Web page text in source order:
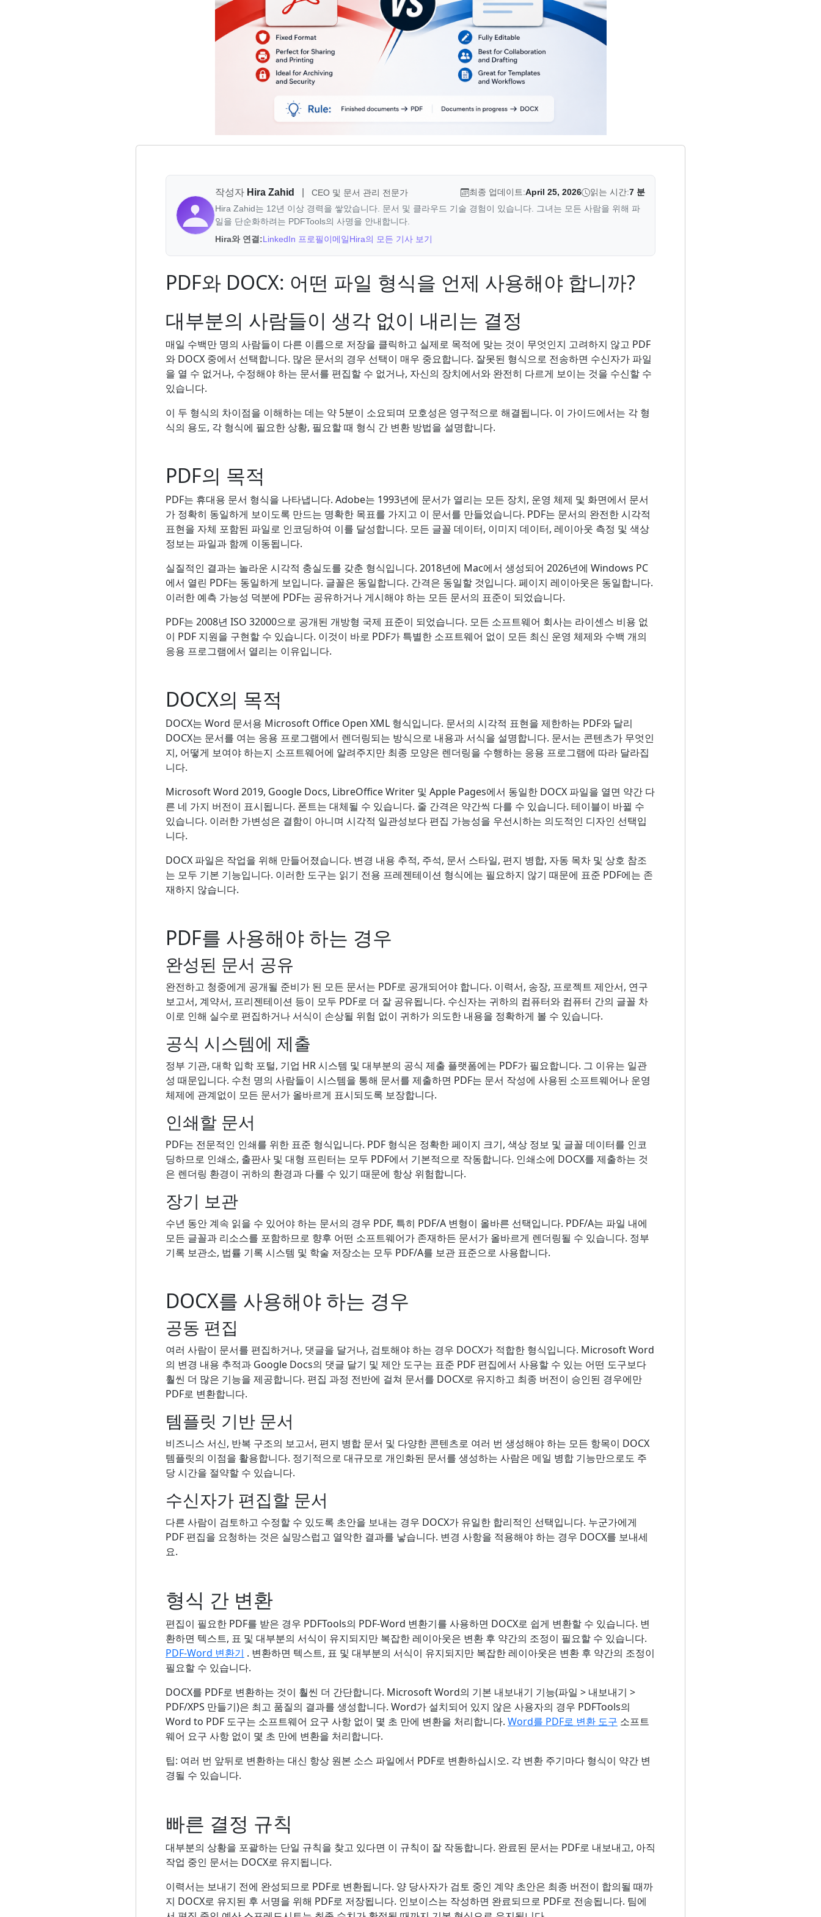
작성자 Hira Zahid CEO 및 문서 관리 전문가 최종 업데이트:April 25, 2026 읽는 시간:7 분
Hira Zahid는 12년 이상 경력을 쌓았습니다. 문서 및 클라우드 기술 경험이 있습니다. 그녀는 모든 사람을 위해 파
일을 단순화하려는 PDFTools의 사명을 안내합니다.
Hira와 연결:LinkedIn 프로필이메일Hira의 모든 기사 보기
PDF와 DOCX: 어떤 파일 형식을 언제 사용해야 합니까?
대부분의 사람들이 생각 없이 내리는 결정
매일 수백만 명의 사람들이 다른 이름으로 저장을 클릭하고 실제로 목적에 맞는 것이 무엇인지 고려하지 않고 PDF
와 DOCX 중에서 선택합니다. 많은 문서의 경우 선택이 매우 중요합니다. 잘못된 형식으로 전송하면 수신자가 파일
을 열 수 없거나, 수정해야 하는 문서를 편집할 수 없거나, 자신의 장치에서와 완전히 다르게 보이는 것을 수신할 수
있습니다.
이 두 형식의 차이점을 이해하는 데는 약 5분이 소요되며 모호성은 영구적으로 해결됩니다. 이 가이드에서는 각 형
식의 용도, 각 형식에 필요한 상황, 필요할 때 형식 간 변환 방법을 설명합니다.
PDF의 목적
PDF는 휴대용 문서 형식을 나타냅니다. Adobe는 1993년에 문서가 열리는 모든 장치, 운영 체제 및 화면에서 문서
가 정확히 동일하게 보이도록 만드는 명확한 목표를 가지고 이 문서를 만들었습니다. PDF는 문서의 완전한 시각적
표현을 자체 포함된 파일로 인코딩하여 이를 달성합니다. 모든 글꼴 데이터, 이미지 데이터, 레이아웃 측정 및 색상
정보는 파일과 함께 이동됩니다.
실질적인 결과는 놀라운 시각적 충실도를 갖춘 형식입니다. 2018년에 Mac에서 생성되어 2026년에 Windows PC
에서 열린 PDF는 동일하게 보입니다. 글꼴은 동일합니다. 간격은 동일할 것입니다. 페이지 레이아웃은 동일합니다.
이러한 예측 가능성 덕분에 PDF는 공유하거나 게시해야 하는 모든 문서의 표준이 되었습니다.
PDF는 2008년 ISO 32000으로 공개된 개방형 국제 표준이 되었습니다. 모든 소프트웨어 회사는 라이센스 비용 없
이 PDF 지원을 구현할 수 있습니다. 이것이 바로 PDF가 특별한 소프트웨어 없이 모든 최신 운영 체제와 수백 개의
응용 프로그램에서 열리는 이유입니다.
DOCX의 목적
DOCX는 Word 문서용 Microsoft Office Open XML 형식입니다. 문서의 시각적 표현을 제한하는 PDF와 달리
DOCX는 문서를 여는 응용 프로그램에서 렌더링되는 방식으로 내용과 서식을 설명합니다. 문서는 콘텐츠가 무엇인
지, 어떻게 보여야 하는지 소프트웨어에 알려주지만 최종 모양은 렌더링을 수행하는 응용 프로그램에 따라 달라집
니다.
Microsoft Word 2019, Google Docs, LibreOffice Writer 및 Apple Pages에서 동일한 DOCX 파일을 열면 약간 다
른 네 가지 버전이 표시됩니다. 폰트는 대체될 수 있습니다. 줄 간격은 약간씩 다를 수 있습니다. 테이블이 바뀔 수
있습니다. 이러한 가변성은 결함이 아니며 시각적 일관성보다 편집 가능성을 우선시하는 의도적인 디자인 선택입
니다.
DOCX 파일은 작업을 위해 만들어졌습니다. 변경 내용 추적, 주석, 문서 스타일, 편지 병합, 자동 목차 및 상호 참조
는 모두 기본 기능입니다. 이러한 도구는 읽기 전용 프레젠테이션 형식에는 필요하지 않기 때문에 표준 PDF에는 존
재하지 않습니다.
PDF를 사용해야 하는 경우
완성된 문서 공유
완전하고 청중에게 공개될 준비가 된 모든 문서는 PDF로 공개되어야 합니다. 이력서, 송장, 프로젝트 제안서, 연구
보고서, 계약서, 프리젠테이션 등이 모두 PDF로 더 잘 공유됩니다. 수신자는 귀하의 컴퓨터와 컴퓨터 간의 글꼴 차
이로 인해 실수로 편집하거나 서식이 손상될 위험 없이 귀하가 의도한 내용을 정확하게 볼 수 있습니다.
공식 시스템에 제출
정부 기관, 대학 입학 포털, 기업 HR 시스템 및 대부분의 공식 제출 플랫폼에는 PDF가 필요합니다. 그 이유는 일관
성 때문입니다. 수천 명의 사람들이 시스템을 통해 문서를 제출하면 PDF는 문서 작성에 사용된 소프트웨어나 운영
체제에 관계없이 모든 문서가 올바르게 표시되도록 보장합니다.
인쇄할 문서
PDF는 전문적인 인쇄를 위한 표준 형식입니다. PDF 형식은 정확한 페이지 크기, 색상 정보 및 글꼴 데이터를 인코
딩하므로 인쇄소, 출판사 및 대형 프린터는 모두 PDF에서 기본적으로 작동합니다. 인쇄소에 DOCX를 제출하는 것
은 렌더링 환경이 귀하의 환경과 다를 수 있기 때문에 항상 위험합니다.
장기 보관
수년 동안 계속 읽을 수 있어야 하는 문서의 경우 PDF, 특히 PDF/A 변형이 올바른 선택입니다. PDF/A는 파일 내에
모든 글꼴과 리소스를 포함하므로 향후 어떤 소프트웨어가 존재하든 문서가 올바르게 렌더링될 수 있습니다. 정부
기록 보관소, 법률 기록 시스템 및 학술 저장소는 모두 PDF/A를 보관 표준으로 사용합니다.
DOCX를 사용해야 하는 경우
공동 편집
여러 사람이 문서를 편집하거나, 댓글을 달거나, 검토해야 하는 경우 DOCX가 적합한 형식입니다. Microsoft Word
의 변경 내용 추적과 Google Docs의 댓글 달기 및 제안 도구는 표준 PDF 편집에서 사용할 수 있는 어떤 도구보다
훨씬 더 많은 기능을 제공합니다. 편집 과정 전반에 걸쳐 문서를 DOCX로 유지하고 최종 버전이 승인된 경우에만
PDF로 변환합니다.
템플릿 기반 문서
비즈니스 서신, 반복 구조의 보고서, 편지 병합 문서 및 다양한 콘텐츠로 여러 번 생성해야 하는 모든 항목이 DOCX
템플릿의 이점을 활용합니다. 정기적으로 대규모로 개인화된 문서를 생성하는 사람은 메일 병합 기능만으로도 주
당 시간을 절약할 수 있습니다.
수신자가 편집할 문서
다른 사람이 검토하고 수정할 수 있도록 초안을 보내는 경우 DOCX가 유일한 합리적인 선택입니다. 누군가에게
PDF 편집을 요청하는 것은 실망스럽고 열악한 결과를 낳습니다. 변경 사항을 적용해야 하는 경우 DOCX를 보내세
요.
형식 간 변환
편집이 필요한 PDF를 받은 경우 PDFTools의 PDF-Word 변환기를 사용하면 DOCX로 쉽게 변환할 수 있습니다. 변
환하면 텍스트, 표 및 대부분의 서식이 유지되지만 복잡한 레이아웃은 변환 후 약간의 조정이 필요할 수 있습니다.
PDF-Word 변환기 . 변환하면 텍스트, 표 및 대부분의 서식이 유지되지만 복잡한 레이아웃은 변환 후 약간의 조정이
필요할 수 있습니다.
DOCX를 PDF로 변환하는 것이 훨씬 더 간단합니다. Microsoft Word의 기본 내보내기 기능(파일 > 내보내기 >
PDF/XPS 만들기)은 최고 품질의 결과를 생성합니다. Word가 설치되어 있지 않은 사용자의 경우 PDFTools의
Word to PDF 도구는 소프트웨어 요구 사항 없이 몇 초 만에 변환을 처리합니다. Word를 PDF로 변환 도구 소프트
웨어 요구 사항 없이 몇 초 만에 변환을 처리합니다.
팁: 여러 번 앞뒤로 변환하는 대신 항상 원본 소스 파일에서 PDF로 변환하십시오. 각 변환 주기마다 형식이 약간 변
경될 수 있습니다.
빠른 결정 규칙
대부분의 상황을 포괄하는 단일 규칙을 찾고 있다면 이 규칙이 잘 작동합니다. 완료된 문서는 PDF로 내보내고, 아직
작업 중인 문서는 DOCX로 유지됩니다.
이력서는 보내기 전에 완성되므로 PDF로 변환됩니다. 양 당사자가 검토 중인 계약 초안은 최종 버전이 합의될 때까
지 DOCX로 유지된 후 서명을 위해 PDF로 저장됩니다. 인보이스는 작성하면 완료되므로 PDF로 전송됩니다. 팀에